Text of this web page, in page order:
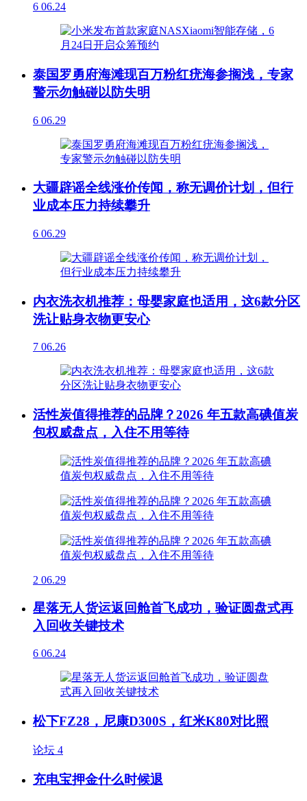
6 06.24
泰国罗勇府海滩现百万粉红疣海参搁浅，专家
警示勿触碰以防失明
6 06.29
大疆辟谣全线涨价传闻，称无调价计划，但行
业成本压力持续攀升
6 06.29
内衣洗衣机推荐：母婴家庭也适用，这6款分区
洗让贴身衣物更安心
7 06.26
活性炭值得推荐的品牌？2026 年五款高碘值炭
包权威盘点，入住不用等待
2 06.29
星落无人货运返回舱首飞成功，验证圆盘式再
入回收关键技术
6 06.24
松下FZ28，尼康D300S，红米K80对比照
论坛 4
充电宝押金什么时候退